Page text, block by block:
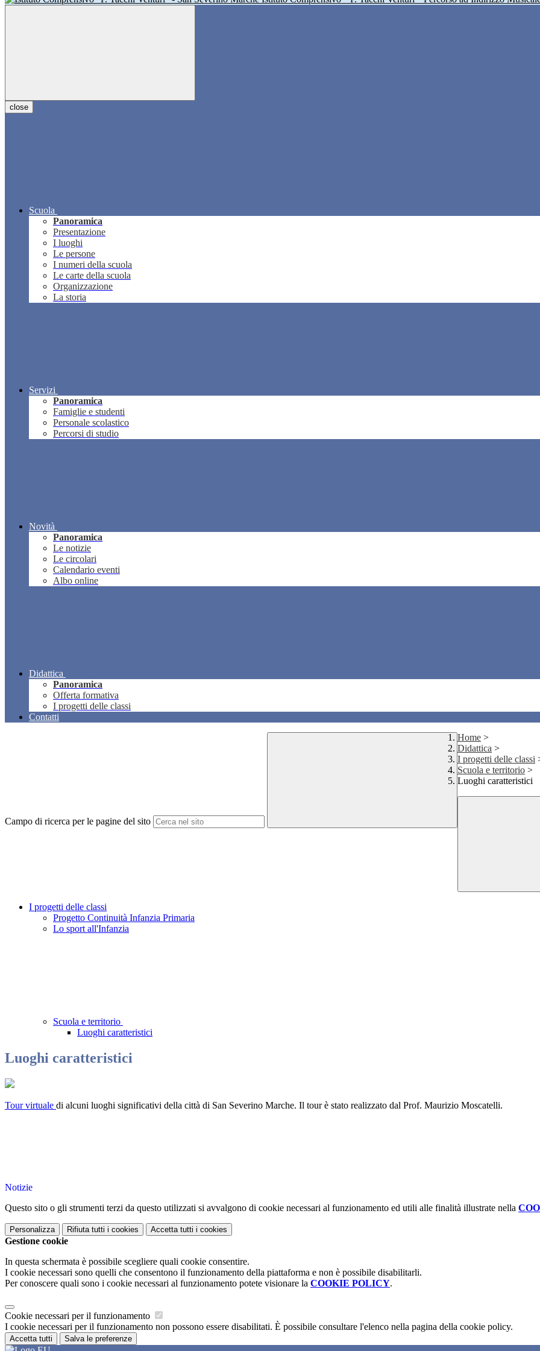
close
Scuola
Panoramica
Presentazione
I luoghi
Le persone
I numeri della scuola
Le carte della scuola
Organizzazione
La storia
Servizi
Panoramica
Famiglie e studenti
Personale scolastico
Percorsi di studio
Novità
Panoramica
Le notizie
Le circolari
Calendario eventi
Albo online
Didattica
Panoramica
Offerta formativa
I progetti delle classi
Contatti
Campo di ricerca per le pagine del sito
Home >
Didattica >
I progetti delle classi
Scuola e territorio >
Luoghi caratteristici
I progetti delle classi
Progetto Continuità Infanzia Primaria
Lo sport all'Infanzia
Scuola e territorio
Luoghi caratteristici
Luoghi caratteristici
Tour virtuale di alcuni luoghi significativi della città di San Severino Marche. Il tour è stato realizzato dal Prof. Maurizio Moscatelli.
Notizie
Questo sito o gli strumenti terzi da questo utilizzati si avvalgono di cookie necessari al funzionamento ed utili alle finalità illustrate nella
Personalizza Rifiuta tutti i cookies Accetta tutti i cookies
Gestione cookie
In questa schermata è possibile scegliere quali cookie consentire.
I cookie necessari sono quelli che consentono il funzionamento della piattaforma e non è possibile disabilitarli.
Per conoscere quali sono i cookie necessari al funzionamento potete visionare la COOKIE POLICY.
Cookie necessari per il funzionamento
I cookie necessari per il funzionamento non possono essere disabilitati. È possibile consultare l'elenco nella pagina della cookie policy.
Accetta tutti Salva le preferenze